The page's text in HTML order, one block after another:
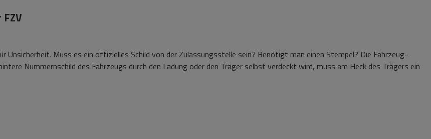
Muss es ein offizielles Schild von der Zulassungsstelle sein? Benötigt man einen Stempel? Die Fahrzeug-
Nummernschild des Fahrzeugs durch den Ladung oder den Träger selbst verdeckt wird, muss am Heck des Trägers ein